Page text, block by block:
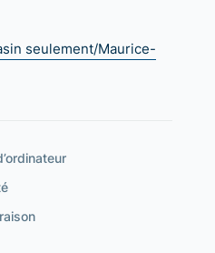
seulement/Maurice-